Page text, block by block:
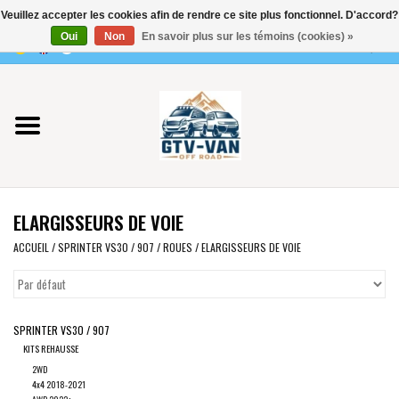
0 Articles - €0,00
Utilisez
les
flèches
haut
et
bas
pour
disponible.
Vito / classe V - 447
Viano /Vito 639
VW T7 2025
VW T6
VW T5
VW CRAFTER / MAN TGE
ELARGISSEURS DE VOIE
ACCUEIL /SPRINTER VS30 / 907 /ROUES /ELARGISSEURS DE VOIE
SPRINTER VS30 / 907
KITS REHAUSSE
2WD
4x4 2018-2021
Veuillez accepter les cookies afin de rendre ce site plus fonctionnel. D'accord?
Oui
Non En savoir plus sur les témoins (cookies) »